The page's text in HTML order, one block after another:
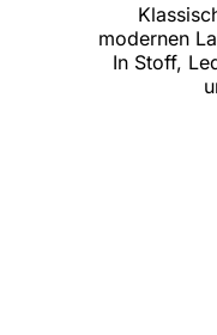
modernen
In Stoff,